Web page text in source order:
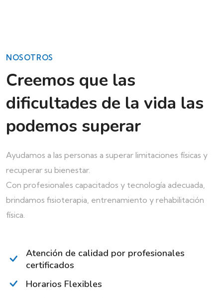
NOSOTROS
Creemos que las
dificultades de la vida las
podemos superar
Ayudamos a las personas a superar limitaciones físicas y
recuperar su bienestar.
Con profesionales capacitados y tecnología adecuada,
brindamos fisioterapia, entrenamiento y rehabilitación
física.
Atención de calidad por profesionales
certificados
Horarios Flexibles